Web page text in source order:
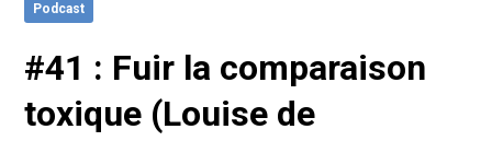
Podcast
#41 : Fuir la comparaison
toxique (Louise de